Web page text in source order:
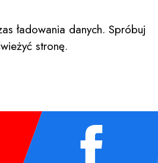
ładowania danych. Spróbuj
stronę.